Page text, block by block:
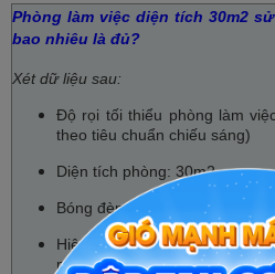
Phòng làm việc diện tích 30m2
bao nhiêu là đủ?
Xét dữ liệu sau:
Độ rọi tối thiểu phòng làm
theo tiêu chuẩn chiếu sáng)
Diện tích phòng: 30m2
Bóng đèn LED: 9w
Hiệu suất phát quang của
một số loại bóng khác có hiệu